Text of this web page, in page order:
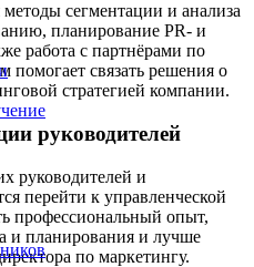
сегментации и анализа
планирование PR- и
работа с партнёрами по
помогает связать решения о
стратегией компании.
руководителей
руководителей и
перейти к управленческой
профессиональный опыт,
и планирования и лучше
по маркетингу.